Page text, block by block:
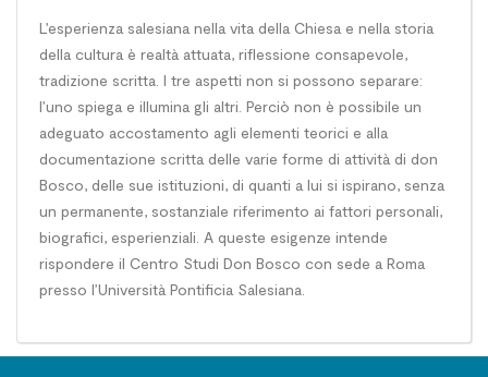
L’esperienza salesiana nella vita della Chiesa e nella storia
della cultura è realtà attuata, riflessione consapevole,
tradizione scritta. I tre aspetti non si possono separare:
l’uno spiega e illumina gli altri. Perciò non è possibile un
adeguato accostamento agli elementi teorici e alla
documentazione scritta delle varie forme di attività di don
Bosco, delle sue istituzioni, di quanti a lui si ispirano, senza
un permanente, sostanziale riferimento ai fattori personali,
biografici, esperienziali. A queste esigenze intende
rispondere il Centro Studi Don Bosco con sede a Roma
presso l’Università Pontificia Salesiana.